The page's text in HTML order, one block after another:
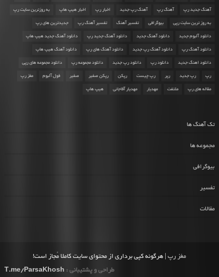
آهنگ جدید رپ آهنگ رپ آهنگ رپ جدید اخبار رپ اخبار هیپ هاپ به روزترین سایت رپ
به روز ترین سایت رپی بیوگرافی تفسیر آهنگ تفسیر آهنگ رپ جدیدترین های رپ
دانلود آلبوم جدید دانلود آهنگ جدید دانلود آهنگ جدید رپ دانلود آهنگ جدید هیپ هاپ
دانلود آهنگ رپ دانلود آهنگ رپ جدید دانلود آهنگ های رپ دانلود آهنگ هیپ هاپ
دانلود اهنگ جدید دانلود رپ دانلود رپ جدید دانلود مجموعه رپ دانلود مجموعه های رپی
رپ رپ جدید رپر رپ چیست رپکن رپکن صفیر صفیر فول آلبوم مغز رپ
مقاله های رپ ملتفت مهدیار مهدیار آقاجانی هیپ هاپ
تک آهنگ ها
مجموعه ها
بیوگرافی
تفسیر
مقالات
مغز رپ | هرگونه کپی برداری از محتوای سایت کاملا مُجاز است!
طراحی و پشتیبانی : T.me/ParsaKhosh